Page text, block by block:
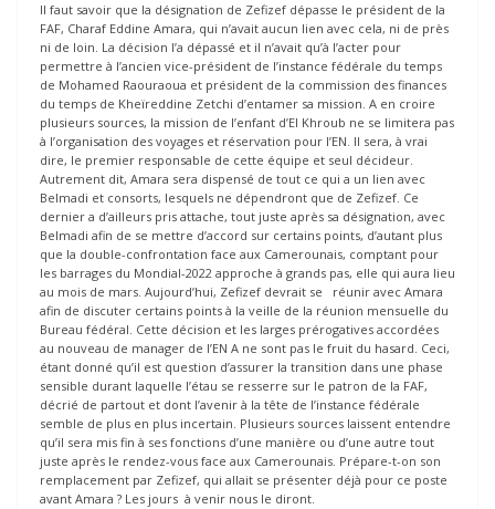
Il faut savoir que la désignation de Zefizef dépasse le président de la
FAF, Charaf Eddine Amara, qui n’avait aucun lien avec cela, ni de près
ni de loin. La décision l’a dépassé et il n’avait qu’à l’acter pour
permettre à l’ancien vice-président de l’instance fédérale du temps
de Mohamed Raouraoua et président de la commission des finances
du temps de Kheïreddine Zetchi d’entamer sa mission. A en croire
plusieurs sources, la mission de l’enfant d’El Khroub ne se limitera pas
à l’organisation des voyages et réservation pour l’EN. Il sera, à vrai
dire, le premier responsable de cette équipe et seul décideur.
Autrement dit, Amara sera dispensé de tout ce qui a un lien avec
Belmadi et consorts, lesquels ne dépendront que de Zefizef. Ce
dernier a d’ailleurs pris attache, tout juste après sa désignation, avec
Belmadi afin de se mettre d’accord sur certains points, d’autant plus
que la double-confrontation face aux Camerounais, comptant pour
les barrages du Mondial-2022 approche à grands pas, elle qui aura lieu
au mois de mars. Aujourd’hui, Zefizef devrait se réunir avec Amara
afin de discuter certains points à la veille de la réunion mensuelle du
Bureau fédéral. Cette décision et les larges prérogatives accordées
au nouveau de manager de l’EN A ne sont pas le fruit du hasard. Ceci,
étant donné qu’il est question d’assurer la transition dans une phase
sensible durant laquelle l’étau se resserre sur le patron de la FAF,
décrié de partout et dont l’avenir à la tête de l’instance fédérale
semble de plus en plus incertain. Plusieurs sources laissent entendre
qu’il sera mis fin à ses fonctions d’une manière ou d’une autre tout
juste après le rendez-vous face aux Camerounais. Prépare-t-on son
remplacement par Zefizef, qui allait se présenter déjà pour ce poste
avant Amara ? Les jours à venir nous le diront.